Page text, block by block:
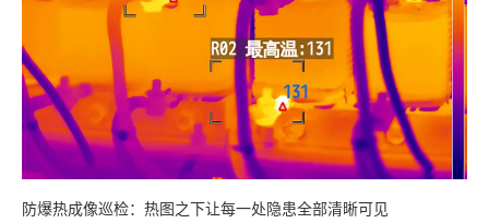
防爆热成像巡检：热图之下让每一处隐患全部清晰可见